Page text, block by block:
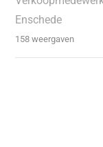
Enschede
158 weergaven